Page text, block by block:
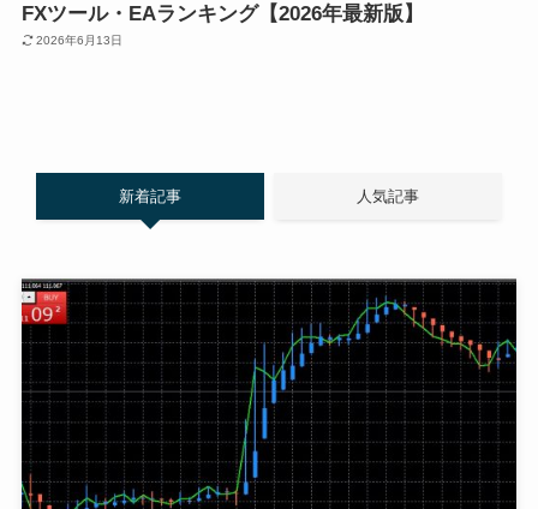
FXツール・EAランキング【2026年最新版】
2026年6月13日
新着記事 人気記事